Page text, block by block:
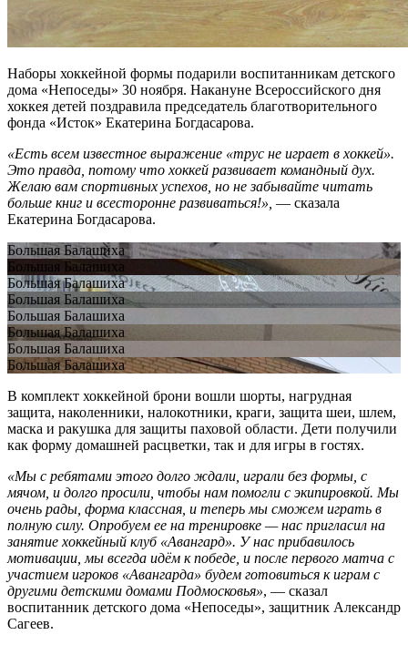
Наборы хоккейной формы подарили воспитанникам детского
дома «Непоседы» 30 ноября. Накануне Всероссийского дня
хоккея детей поздравила председатель благотворительного
фонда «Исток» Екатерина Богдасарова.
«Есть всем известное выражение «трус не играет в хоккей».
Это правда, потому что хоккей развивает командный дух.
Желаю вам спортивных успехов, но не забывайте читать
больше книг и всесторонне развиваться!», — сказала
Екатерина Богдасарова.
Большая Балашиха
Большая Балашиха
Большая Балашиха
Большая Балашиха
Большая Балашиха
Большая Балашиха
Большая Балашиха
Большая Балашиха
В комплект хоккейной брони вошли шорты, нагрудная
защита, наколенники, налокотники, краги, защита шеи, шлем,
маска и ракушка для защиты паховой области. Дети получили
как форму домашней расцветки, так и для игры в гостях.
«Мы с ребятами этого долго ждали, играли без формы, с
мячом, и долго просили, чтобы нам помогли с экипировкой. Мы
очень рады, форма классная, и теперь мы сможем играть в
полную силу. Опробуем ее на тренировке — нас пригласил на
занятие хоккейный клуб «Авангард». У нас прибавилось
мотивации, мы всегда идём к победе, и после первого матча с
участием игроков «Авангарда» будем готовиться к играм с
другими детскими домами Подмосковья», — сказал
воспитанник детского дома «Непоседы», защитник Александр
Сагеев.